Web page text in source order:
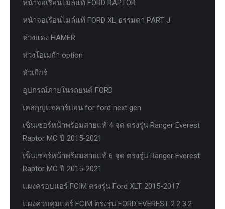
หน้าจอเรือนไมล์แท้ FORD RAPTOR
หน้าจอเรือนไมล์แท้ FORD XL ธรรมดา PART J
ห่วงแดง HAMER
ห่วงโอเมก้า option
หัวเกียร์
อุปกรณ์ภายในรถยนต์ FORD
เคสกุญแจคาร์บอน for ford next gen
เซ็นเซอร์หน้าพร้อมสายแท้ 4 จุด ตรงรุ่น Ranger Everest
Raptor MC ปี 2015-2021
เซ็นเซอร์หน้าพร้อมสายแท้ 6 จุด ตรงรุ่น Ranger Everest
Raptor MC ปี 2015-2021
แผงครอบแอร์ FCIM ตรงรุ่น Ford XLT. 2015-2017
แผงควบคุมแอร์ FCIM ตรงรุ่น FORD EVEREST 2.2 3.2